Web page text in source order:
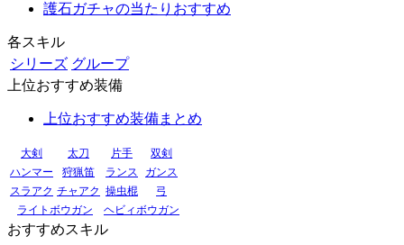
護石ガチャの当たりおすすめ
各スキル
シリーズ グループ
上位おすすめ装備
上位おすすめ装備まとめ
大剣 太刀 片手
双剣
ハンマー
狩猟笛 ランス
ガンス
スラアク チャアク 操虫棍
弓
ライトボウガン
ヘビィボウガン
おすすめスキル